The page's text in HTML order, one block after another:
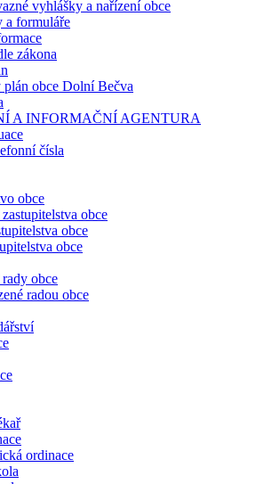
vyhlášky a nařízení obce
a formuláře
zákona
obce Dolní Bečva
A INFORMAČNÍ AGENTURA
čísla
obce
obce
obce
obce
obce
radou obce
ordinace